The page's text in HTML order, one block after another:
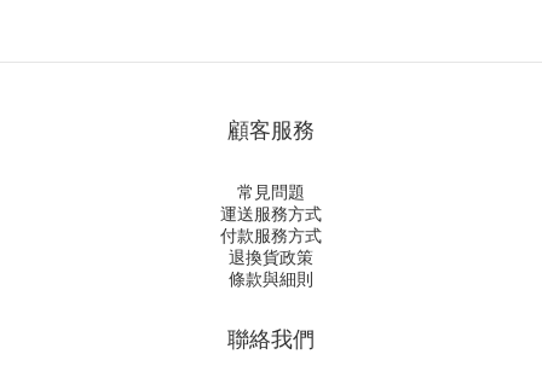
顧客服務
常見問題
運送服務方式
付款服務方式
退換貨政策
條款與細則
聯絡我們